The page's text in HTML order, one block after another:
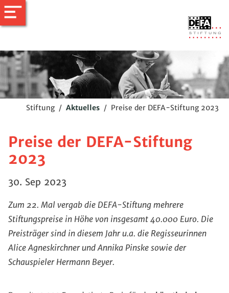
Stiftung / Aktuelles / Preise der DEFA-Stiftung 2023
Preise der DEFA-Stiftung
2023
30. Sep 2023
Zum 22. Mal vergab die DEFA-Stiftung mehrere
Stiftungspreise in Höhe von insgesamt 40.000 Euro. Die
Preisträger sind in diesem Jahr u.a. die Regisseurinnen
Alice Agneskirchner und Annika Pinske sowie der
Schauspieler Hermann Beyer.